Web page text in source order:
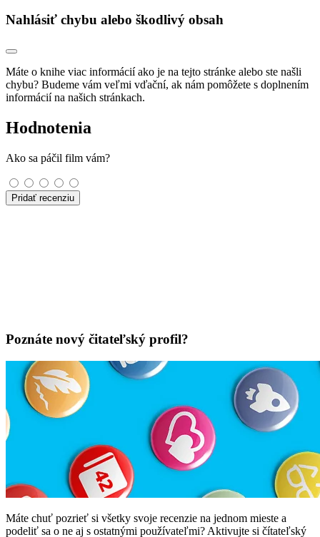
Nahlásiť chybu alebo škodlivý obsah
Máte o knihe viac informácií ako je na tejto stránke alebo ste našli
chybu? Budeme vám veľmi vďační, ak nám pomôžete s doplnením
informácií na našich stránkach.
Hodnotenia
Ako sa páčil film vám?
Pridať recenziu
Poznáte nový čitateľský profil?
Máte chuť pozrieť si všetky svoje recenzie na jednom mieste a
podeliť sa o ne aj s ostatnými používateľmi? Aktivujte si čítateľský